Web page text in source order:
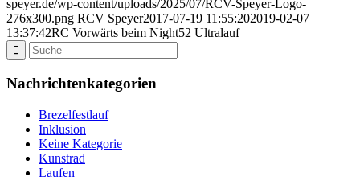
speyer.de/wp-content/uploads/2025/07/RCV-Speyer-Logo-
276x300.png RCV Speyer2017-07-19 11:55:202019-02-07
13:37:42RC Vorwärts beim Night52 Ultralauf
Nachrichtenkategorien
Brezelfestlauf
Inklusion
Keine Kategorie
Kunstrad
Laufen